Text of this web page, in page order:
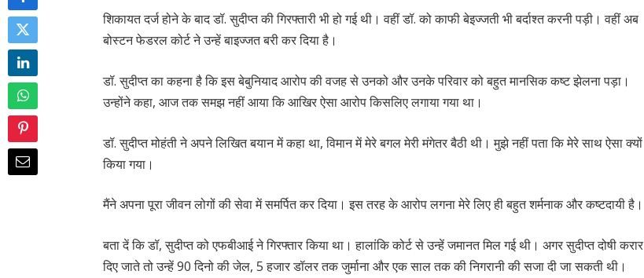
शिकायत दर्ज होने के बाद डॉ. सुदीप्त की गिरफ्तारी भी हो गई थी। वहीं डॉ. को काफी बेइज्जती भी बर्दाश्त करनी पड़ी। वहीं अब
बोस्टन फेडरल कोर्ट ने उन्हें बाइज्जत बरी कर दिया है।
डॉ. सुदीप्त का कहना है कि इस बेबुनियाद आरोप की वजह से उनको और उनके परिवार को बहुत मानसिक कष्ट झेलना पड़ा।
उन्होंने कहा, आज तक समझ नहीं आया कि आखिर ऐसा आरोप किसलिए लगाया गया था।
डॉ. सुदीप्त मोहंती ने अपने लिखित बयान में कहा था, विमान में मेरे बगल मेरी मंगेतर बैठी थी। मुझे नहीं पता कि मेरे साथ ऐसा क्यों
किया गया।
मैंने अपना पूरा जीवन लोगों की सेवा में समर्पित कर दिया। इस तरह के आरोप लगना मेरे लिए ही बहुत शर्मनाक और कष्टदायी है।
बता दें कि डॉ, सुदीप्त को एफबीआई ने गिरफ्तार किया था। हालांकि कोर्ट से उन्हें जमानत मिल गई थी। अगर सुदीप्त दोषी करार
दिए जाते तो उन्हें 90 दिनो की जेल, 5 हजार डॉलर तक जुर्माना और एक साल तक की निगरानी की सजा दी जा सकती थी।